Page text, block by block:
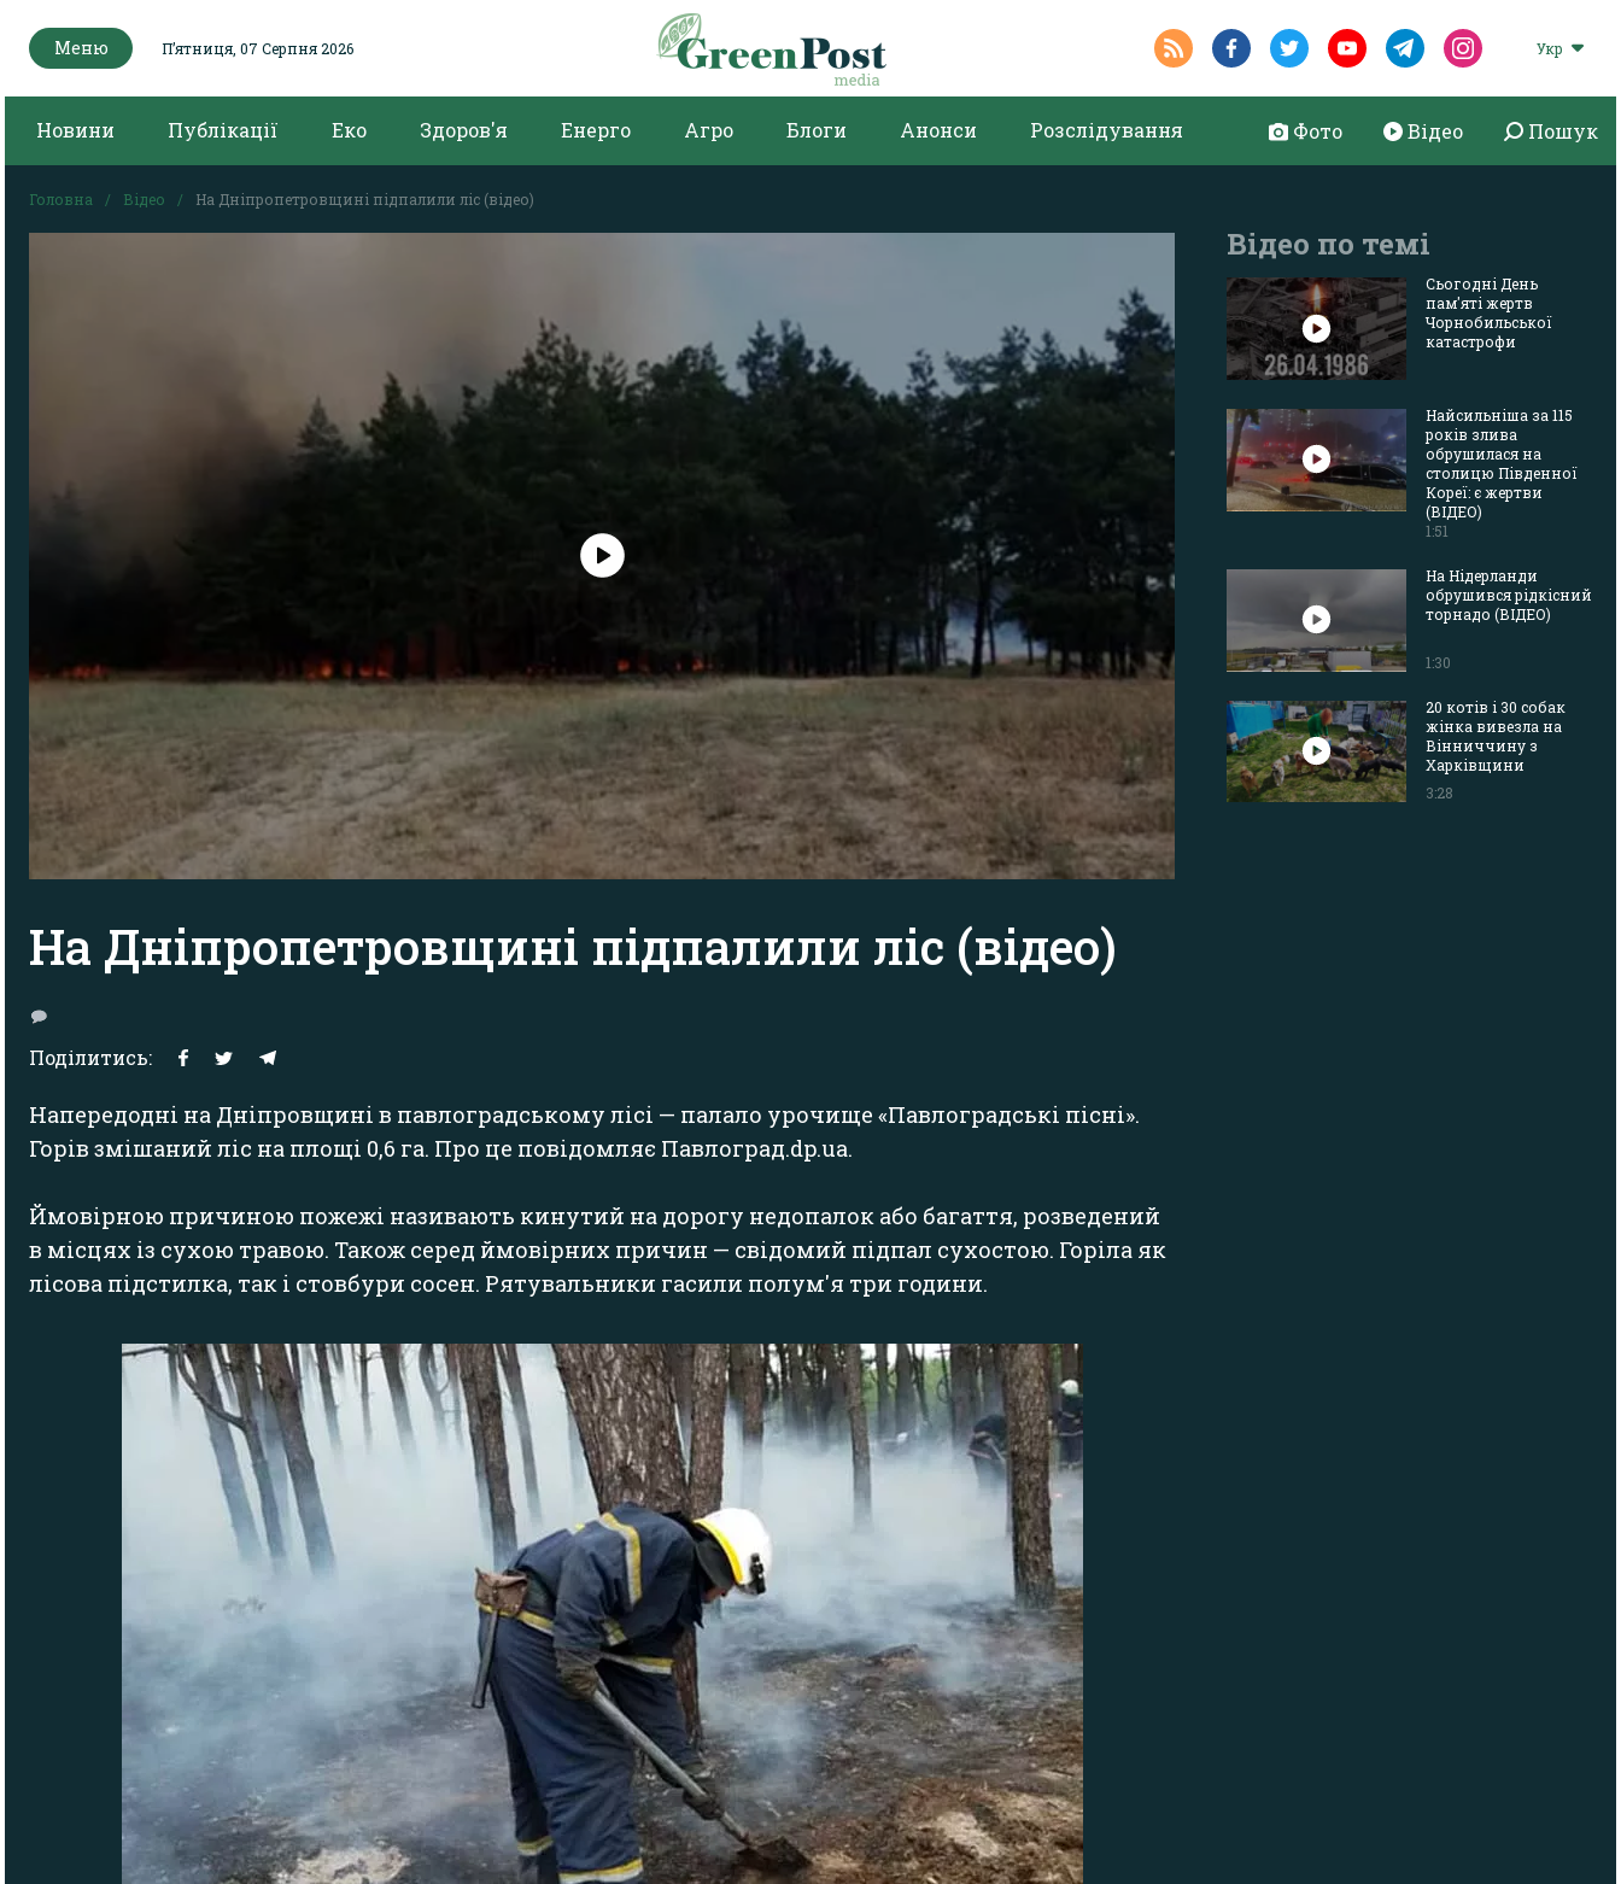
Меню Пʼятниця, 07 Серпня 2026 Укр
Новини Публікації Еко Здоров'я Енерго Агро Блоги Анонси Розслідування Фото Відео Пошук
Головна Відео На Дніпропетровщині підпалили ліс (відео)
На Дніпропетровщині підпалили ліс (відео)
Поділитись:
Напередодні на Дніпровщині в павлоградському лісі — палало урочище «Павлоградські пісні».
Горів змішаний ліс на площі 0,6 га. Про це повідомляє Павлоград.dp.ua.
Ймовірною причиною пожежі називають кинутий на дорогу недопалок або багаття, розведений
в місцях із сухою травою. Також серед ймовірних причин — свідомий підпал сухостою. Горіла як
лісова підстилка, так і стовбури сосен. Рятувальники гасили полум'я три години.
Відео по темі
Сьогодні День
пам'яті жертв
Чорнобильської
катастрофи
Найсильніша за 115
років злива
обрушилася на
столицю Південної
Кореї: є жертви
(ВІДЕО)
1:51
На Нідерланди
обрушився рідкісний
торнадо (ВІДЕО)
1:30
20 котів і 30 собак
жінка вивезла на
Вінниччину з
Харківщини
3:28